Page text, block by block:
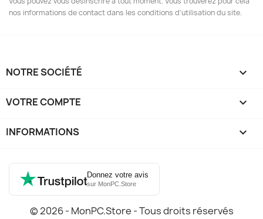
nos informations de contact dans les conditions d'utilisation du site.
NOTRE SOCIÉTÉ 
VOTRE COMPTE 
INFORMATIONS keyboard_arrow_down
Donnez votre avis
sur MonPC.Store
© 2026 - MonPC.Store - Tous droits réservés